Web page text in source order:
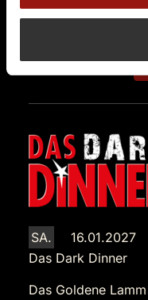
SA.
16.01.2027
Das Dark Dinner
Das Goldene Lamm